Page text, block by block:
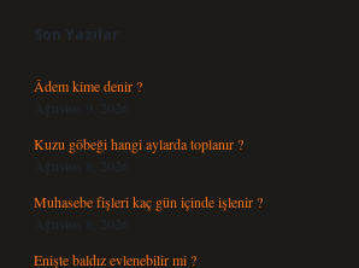
Son Yazılar
Âdem kime denir ?
Ağustos 9, 2026
Kuzu göbeği hangi aylarda toplanır ?
Ağustos 8, 2026
Muhasebe fişleri kaç gün içinde işlenir ?
Ağustos 8, 2026
Enişte baldız evlenebilir mi ?